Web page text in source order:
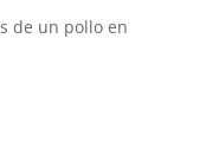
de un pollo en